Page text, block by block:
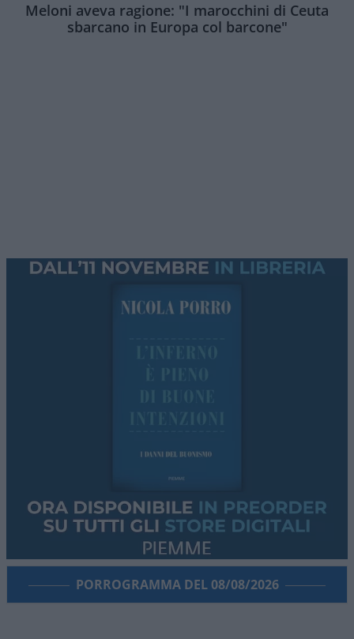
Meloni aveva ragione: "I marocchini di Ceuta
sbarcano in Europa col barcone"
PORROGRAMMA DEL 08/08/2026